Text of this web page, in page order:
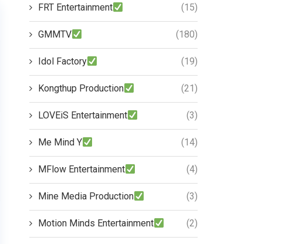
FRT Entertainment (15)
GMMTV (180)
Idol Factory (19)
Kongthup Production (21)
LOVEiS Entertainment (3)
Me Mind Y (14)
MFlow Entertainment (4)
Mine Media Production (3)
Motion Minds Entertainment (2)